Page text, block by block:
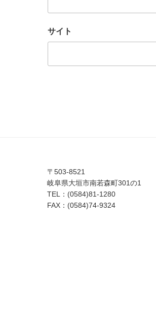
サイト
〒503-8521
岐阜県大垣市南若森町301の1
TEL：(0584)81-1280
FAX：(0584)74-9324